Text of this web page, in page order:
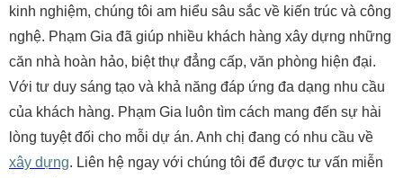
kinh nghiệm, chúng tôi am hiểu sâu sắc về kiến trúc và công
nghệ. Phạm Gia đã giúp nhiều khách hàng xây dựng những
căn nhà hoàn hảo, biệt thự đẳng cấp, văn phòng hiện đại.
Với tư duy sáng tạo và khả năng đáp ứng đa dạng nhu cầu
của khách hàng. Phạm Gia luôn tìm cách mang đến sự hài
lòng tuyệt đối cho mỗi dự án. Anh chị đang có nhu cầu về
xây dựng. Liên hệ ngay với chúng tôi để được tư vấn miễn